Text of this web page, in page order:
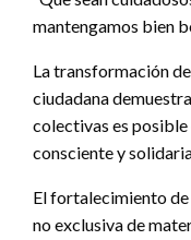
mantengamos bien
La transformación
ciudadana
colectivas es
consciente y
El fortalecimiento
no exclusiva de